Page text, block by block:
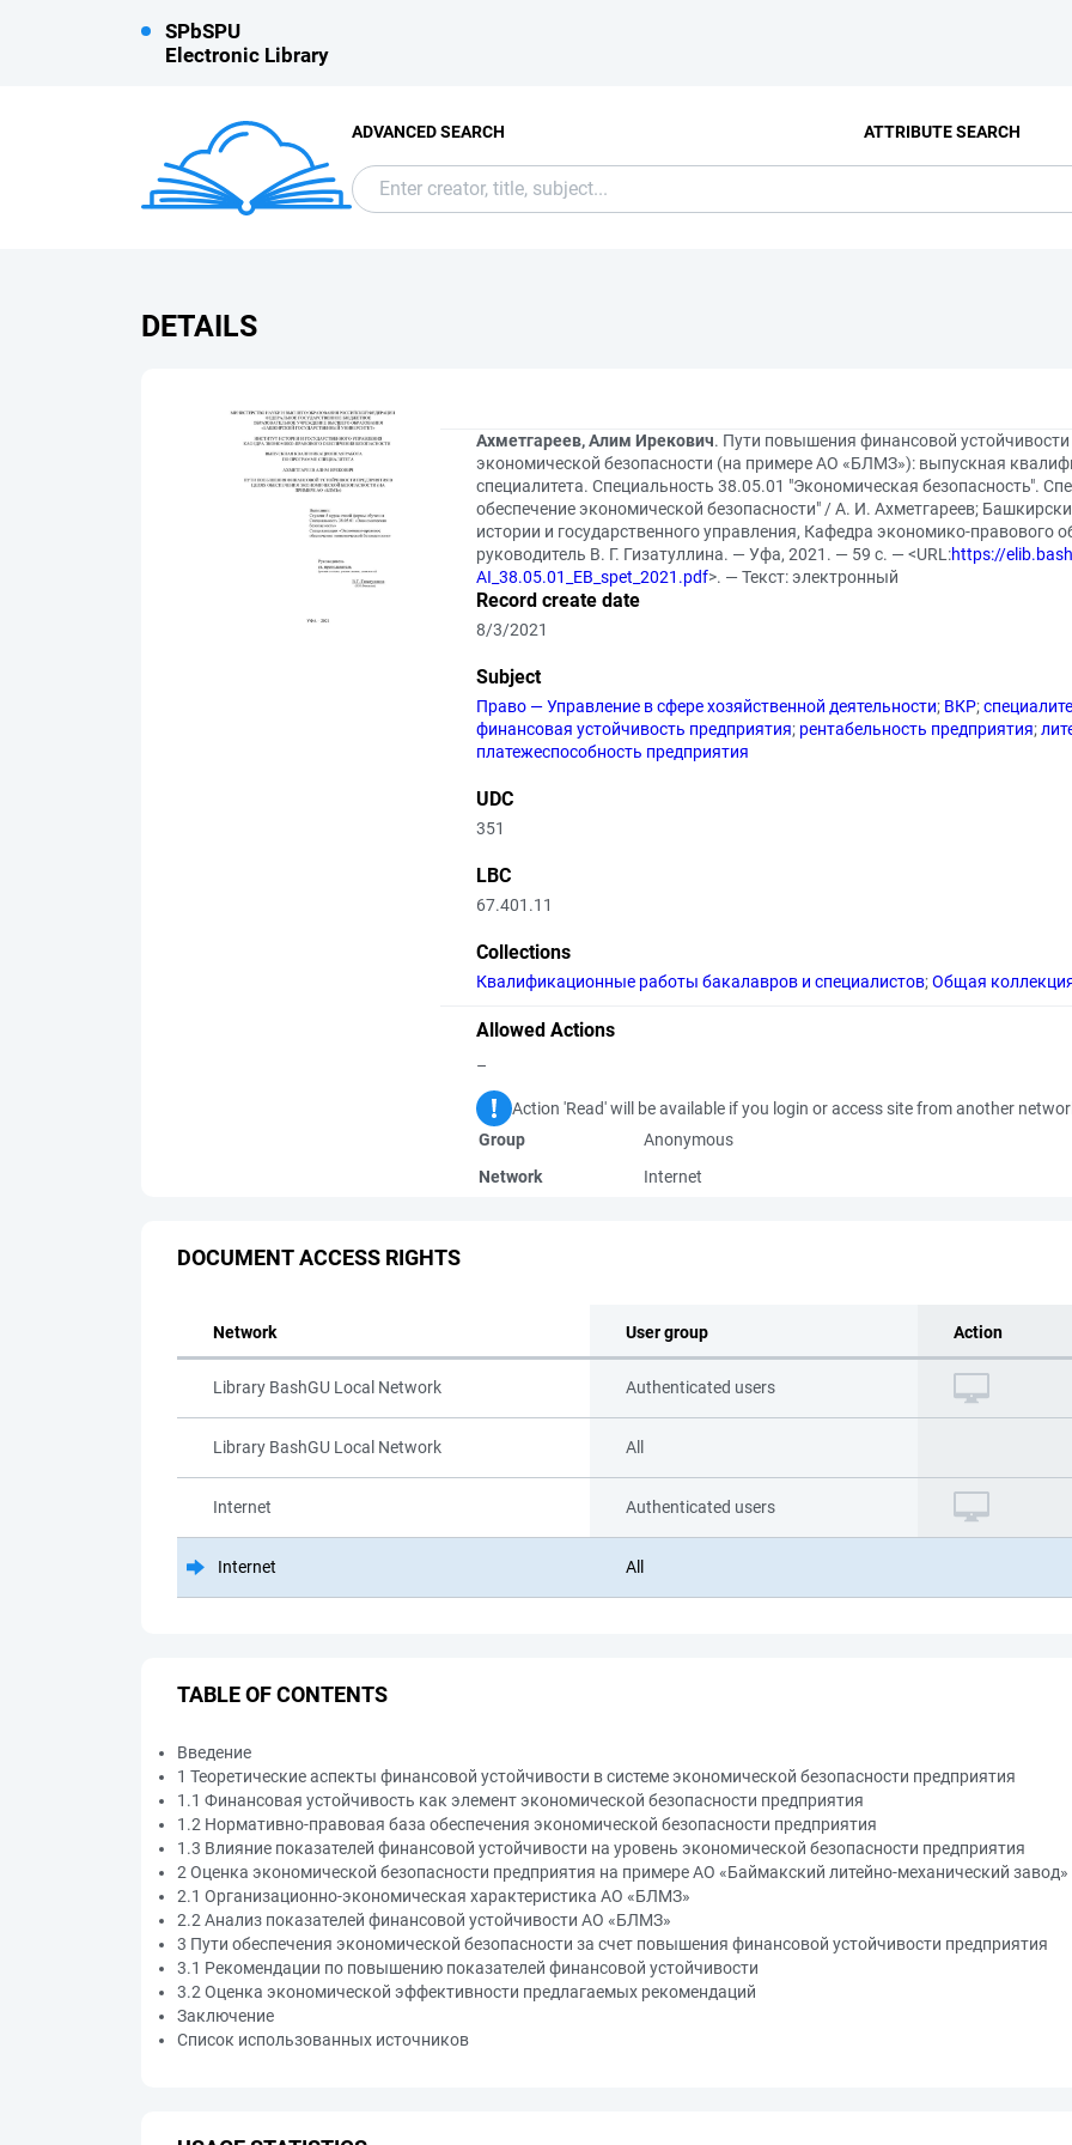
SPbSPU
Electronic Library
ADVANCED SEARCH ATTRIBUTE SEARCH
DETAILS
Ахметгареев, Алим Ирекович. Пути повышения финансовой
экономической безопасности (на примере АО «БЛМЗ»): выпускная
специалитета. Специальность 38.05.01 "Экономическая безопасность".
обеспечение экономической безопасности" / А. И. Ахметгареев;
истории и государственного управления, Кафедра экономико-правового
руководитель В. Г. Гизатуллина. — Уфа, 2021. — 59 с. — <URL:https://
AI_38.05.01_EB_spet_2021.pdf>. — Текст: электронный
Record create date
8/3/2021
Subject
Право — Управление в сфере хозяйственной деятельности; ВКР;
финансовая устойчивость предприятия; рентабельность предприятия;
платежеспособность предприятия
UDC
351
LBC
67.401.11
Collections
Квалификационные работы бакалавров и специалистов;Общая
Allowed Actions
–
Action 'Read' will be available if you login or access site from another
Group
Anonymous
Network
Internet
DOCUMENT ACCESS RIGHTS
Network User group Action
Library BashGU Local Network Authenticated users
Library BashGU Local Network All
Internet Authenticated users
Internet All
TABLE OF CONTENTS
Введение
1 Теоретические аспекты финансовой устойчивости в системе экономической безопасности предприятия
1.1 Финансовая устойчивость как элемент экономической безопасности предприятия
1.2 Нормативно-правовая база обеспечения экономической безопасности предприятия
1.3 Влияние показателей финансовой устойчивости на уровень экономической безопасности предприятия
2 Оценка экономической безопасности предприятия на примере АО «Баймакский литейно-механический
2.1 Организационно-экономическая характеристика АО «БЛМЗ»
2.2 Анализ показателей финансовой устойчивости АО «БЛМЗ»
3 Пути обеспечения экономической безопасности за счет повышения финансовой устойчивости предприятия
3.1 Рекомендации по повышению показателей финансовой устойчивости
3.2 Оценка экономической эффективности предлагаемых рекомендаций
Заключение
Список использованных источников